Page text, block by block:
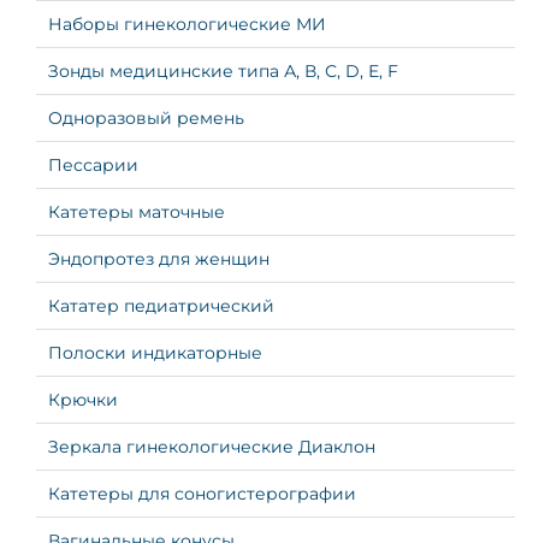
Наборы гинекологические МИ
Зонды медицинские типа А, В, С, D, Е, F
Одноразовый ремень
Пессарии
Катетеры маточные
Эндопротез для женщин
Кататер педиатрический
Полоски индикаторные
Крючки
Зеркала гинекологические Диаклон
Катетеры для соногистерографии